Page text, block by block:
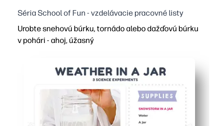
Séria School of Fun - vzdelávacie pracovné listy
Urobte snehovú búrku, tornádo alebo dažďovú búrku
v pohári - ahoj, úžasný